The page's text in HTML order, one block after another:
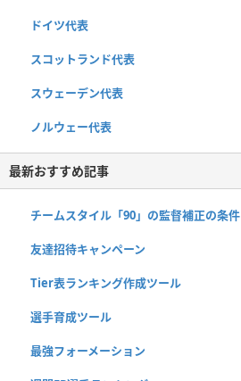
ドイツ代表
スコットランド代表
スウェーデン代表
ノルウェー代表
最新おすすめ記事
チームスタイル「90」の監督補正の条件
友達招待キャンペーン
Tier表ランキング作成ツール
選手育成ツール
最強フォーメーション